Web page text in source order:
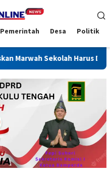
Pemerintah Desa Politik
Harus Dijaga